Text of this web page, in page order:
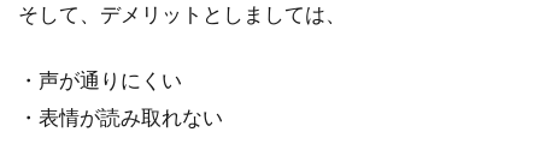
そして、デメリットとしましては、
・声が通りにくい
・表情が読み取れない